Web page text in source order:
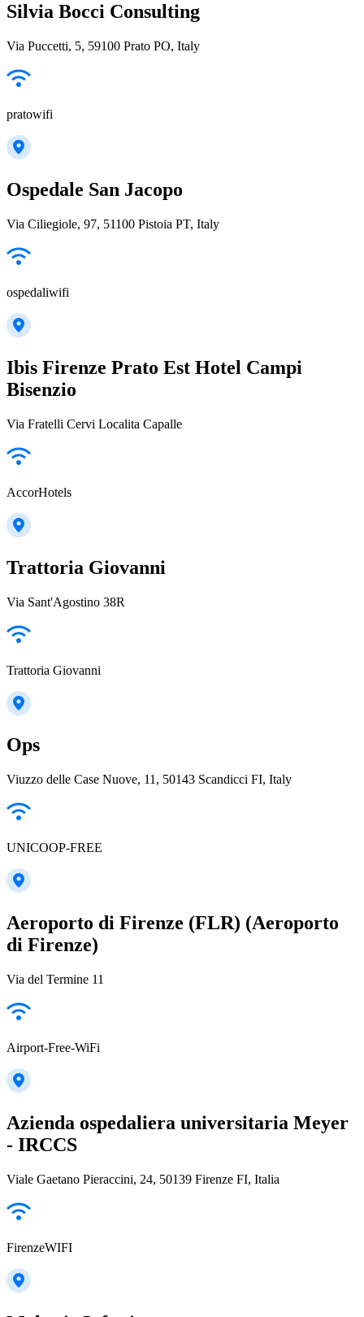
Silvia Bocci Consulting
Via Puccetti, 5, 59100 Prato PO, Italy
pratowifi
Ospedale San Jacopo
Via Ciliegiole, 97, 51100 Pistoia PT, Italy
ospedaliwifi
Ibis Firenze Prato Est Hotel Campi
Bisenzio
Via Fratelli Cervi Localita Capalle
AccorHotels
Trattoria Giovanni
Via Sant'Agostino 38R
Trattoria Giovanni
Ops
Viuzzo delle Case Nuove, 11, 50143 Scandicci FI, Italy
UNICOOP-FREE
Aeroporto di Firenze (FLR) (Aeroporto
di Firenze)
Via del Termine 11
Airport-Free-WiFi
Azienda ospedaliera universitaria Meyer
- IRCCS
Viale Gaetano Pieraccini, 24, 50139 Firenze FI, Italia
FirenzeWIFI